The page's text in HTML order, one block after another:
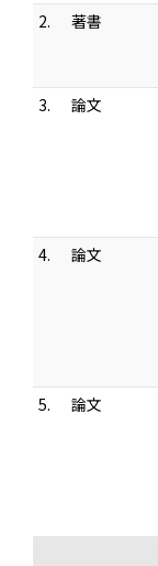
2. 著書
3.
論文
4. 論文
5. 論文